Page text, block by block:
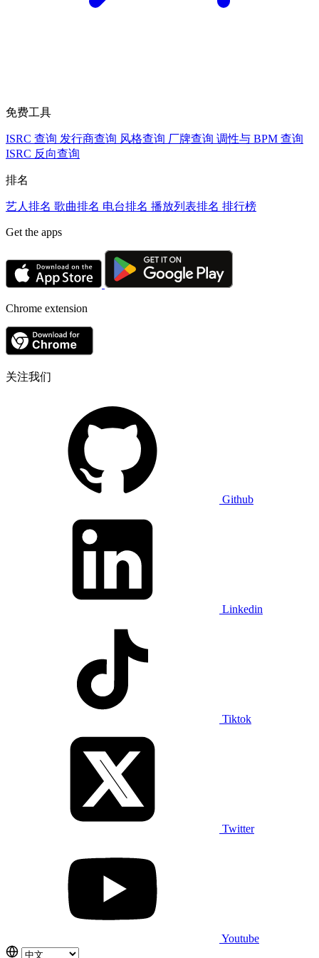
免费工具
ISRC 查询 发行商查询 风格查询 厂牌查询 调性与 BPM 查询
ISRC 反向查询
排名
艺人排名 歌曲排名 电台排名 播放列表排名 排行榜
Get the apps
Chrome extension
关注我们
Github
Linkedin
Tiktok
Twitter
Youtube